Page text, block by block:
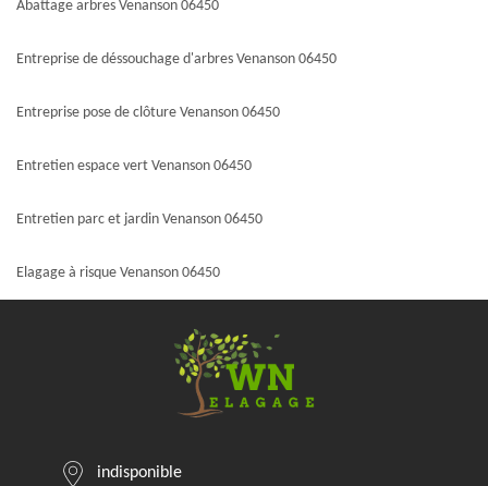
Abattage arbres Venanson 06450
Entreprise de déssouchage d'arbres Venanson 06450
Entreprise pose de clôture Venanson 06450
Entretien espace vert Venanson 06450
Entretien parc et jardin Venanson 06450
Elagage à risque Venanson 06450
indisponible